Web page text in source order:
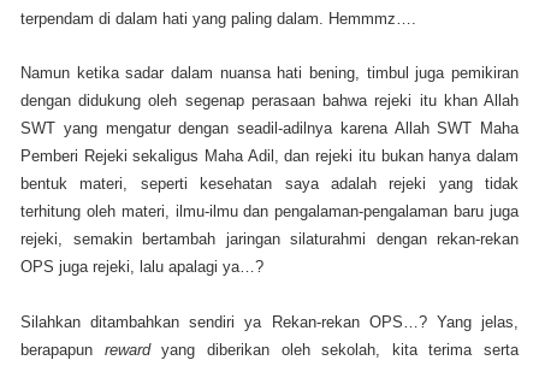
terpendam di dalam hati yang paling dalam. Hemmmz….
Namun ketika sadar dalam nuansa hati bening, timbul juga pemikiran
dengan didukung oleh segenap perasaan bahwa rejeki itu khan Allah
SWT yang mengatur dengan seadil-adilnya karena Allah SWT Maha
Pemberi Rejeki sekaligus Maha Adil, dan rejeki itu bukan hanya dalam
bentuk materi, seperti kesehatan saya adalah rejeki yang tidak
terhitung oleh materi, ilmu-ilmu dan pengalaman-pengalaman baru juga
rejeki, semakin bertambah jaringan silaturahmi dengan rekan-rekan
OPS juga rejeki, lalu apalagi ya…?
Silahkan ditambahkan sendiri ya Rekan-rekan OPS…? Yang jelas,
berapapun rewardyang diberikan oleh sekolah, kita terima serta